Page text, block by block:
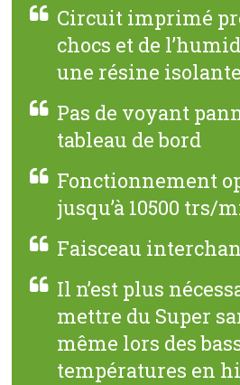
Circuit imprimé
chocs et de
une résine isolante
Pas de voyant
tableau de bord
Fonctionnement
jusqu’à 10500 trs/
Faisceau
Il n’est plus
mettre du Super
même lors des
températures en